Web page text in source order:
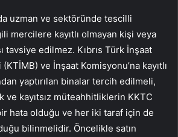
uzman ve sektöründe tescilli
mercilere kayıtlı olmayan kişi veya
tavsiye edilmez. Kıbrıs Türk İnşaat
ve İnşaat Komisyonu’na kayıtlı
yaptırılan binalar tercih edilmeli,
ve kayıtsız müteahhitliklerin KKTC
hata olduğu ve her iki taraf için de
bilinmelidir. Öncelikle satın